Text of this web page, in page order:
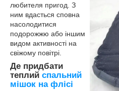
любителя пригод. З
ним вдасться сповна
насолодитися
подорожжю або іншим
видом активності на
свіжому повітрі.
Де придбати
теплий спальний
мішок на флісі